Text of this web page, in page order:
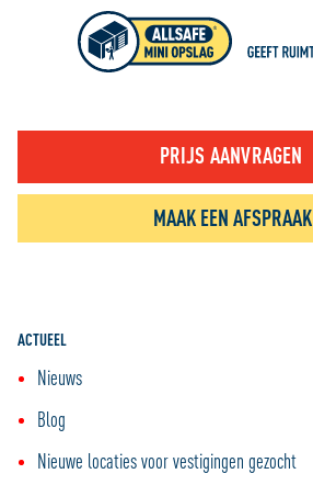
PRIJS AANVRAGEN
MAAK EEN AFSPRAAK
ACTUEEL
Nieuws
Blog
Nieuwe locaties voor vestigingen gezocht